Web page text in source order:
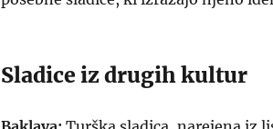
Sladice iz drugih kultur